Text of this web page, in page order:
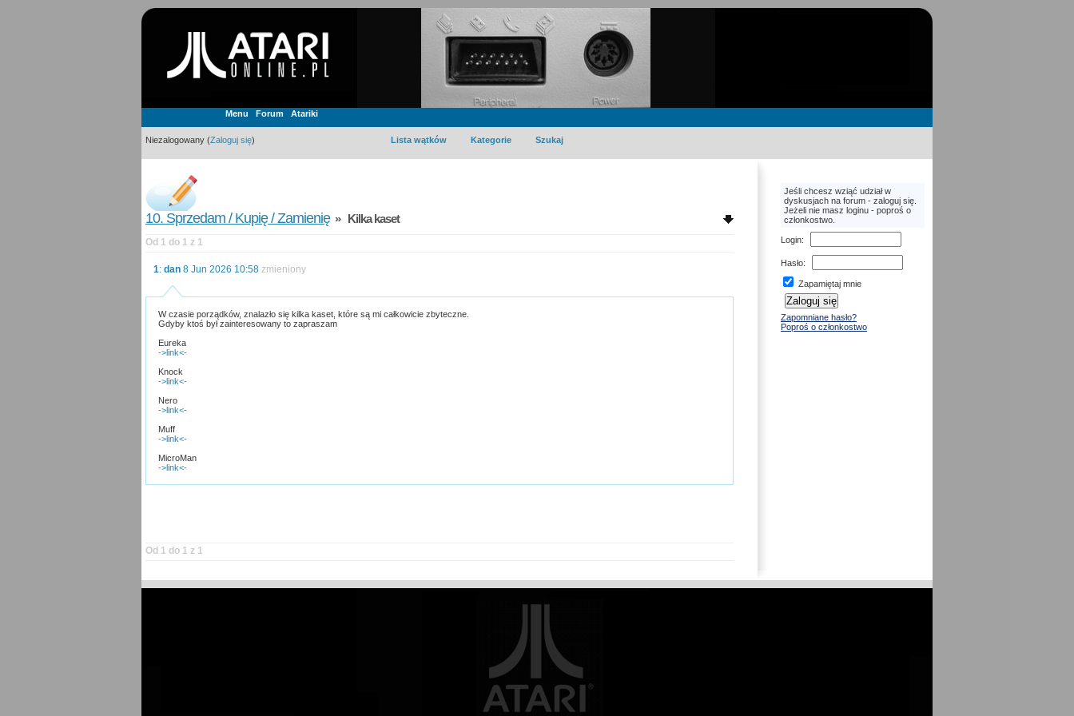
Menu Forum Atariki
Niezalogowany (Zaloguj się) Lista wątków Kategorie Szukaj
Jeśli chcesz wziąć udział w
dyskusjach na forum - zaloguj się.
Jeżeli nie masz loginu - poproś o
członkostwo.
Login:
Hasło:
Zapamiętaj mnie
Zapomniane hasło?
Poproś o członkostwo
10. Sprzedam / Kupię / Zamienię» Kilka kaset
Od 1 do 1 z 1
1: dan 8 Jun 2026 10:58 zmieniony
W czasie porządków, znalazło się kilka kaset, które są mi całkowicie zbyteczne.
Gdyby ktoś był zainteresowany to zapraszam
Eureka
->link<-
Knock
->link<-
Nero
->link<-
Muff
->link<-
MicroMan
->link<-
Od 1 do 1 z 1